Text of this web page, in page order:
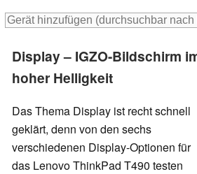
Display – IGZO-Bildschirm
hoher Helligkeit
Das Thema Display ist recht schnell
geklärt, denn von den sechs
verschiedenen Display-Optionen für
das Lenovo ThinkPad T490 testen